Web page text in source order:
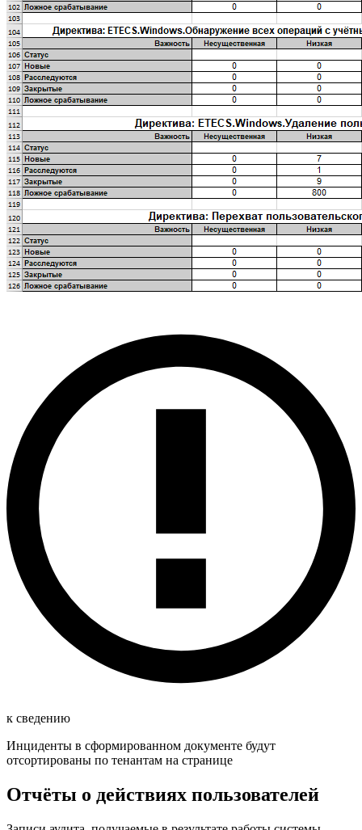
к сведению
Инциденты в сформированном документе будут
отсортированы по тенантам на странице
Отчёты о действиях пользователей